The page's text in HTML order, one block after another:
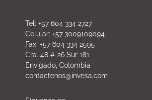
Tel: +57 604 334 2727
Celular: +57 3009109094
Fax: +57 604 334 2595
Cra. 48 # 26 Sur 181
Envigado, Colombia
contactenos@invesa.com